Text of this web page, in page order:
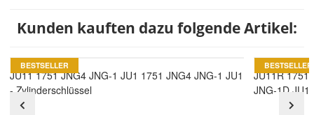
Kunden kauften dazu folgende Artikel:
BESTSELLER
JU11 1751 JNG4 JNG-1 JU1 1751 JNG4 JNG-1 JU1
- Zylinderschlüssel
BESTSELLER
JU11R
JNG-1D